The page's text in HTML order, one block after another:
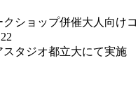
クショップ併催大人向け
タジオ都立大にて実施